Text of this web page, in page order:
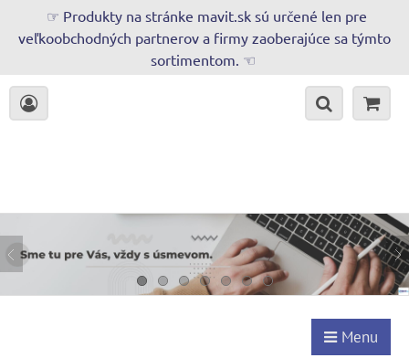
☞ Produkty na stránke mavit.sk sú určené len pre
veľkoobchodných partnerov a firmy zaoberajúce sa týmto
sortimentom. ☜
Menu